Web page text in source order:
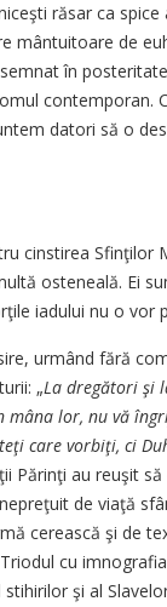
răsar ca spice
mântuitoare de
în
contemporan.
datori să o
cinstirea Sfinţilor
osteneală. Ei
iadului nu o vor
urmând fără
„La dregători şi
lor, nu vă
care vorbiţi, ci
Părinţi au reuşit să
de viaţă
cerească şi de
cu
şi al